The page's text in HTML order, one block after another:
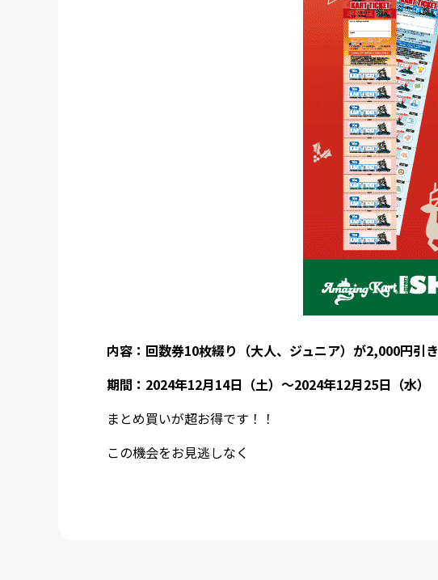
内容：回数券10枚綴り（大人、ジュニア）が2,000円引き
期間：2024年12月14日（土）～2024年12月25日（水）
まとめ買いが超お得です！！
この機会をお見逃しなく